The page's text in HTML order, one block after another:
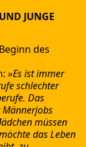
JUNGE
des
»Es ist immer
schlechter
Das
müssen
das Leben